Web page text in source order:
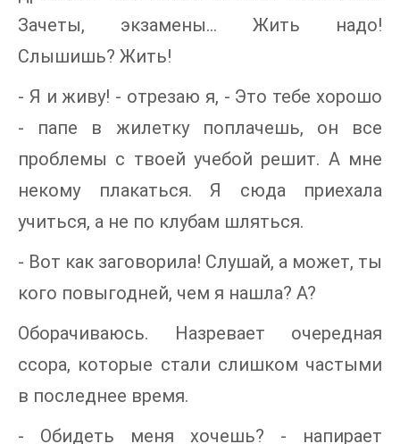
Зачеты, экзамены... Жить надо!
Слышишь? Жить!
- Я и живу! - отрезаю я, - Это тебе хорошо
- папе в жилетку поплачешь, он все
проблемы с твоей учебой решит. А мне
некому плакаться. Я сюда приехала
учиться, а не по клубам шляться.
- Вот как заговорила! Слушай, а может, ты
кого повыгодней, чем я нашла? А?
Оборачиваюсь. Назревает очередная
ссора, которые стали слишком частыми
в последнее время.
- Обидеть меня хочешь? - напирает